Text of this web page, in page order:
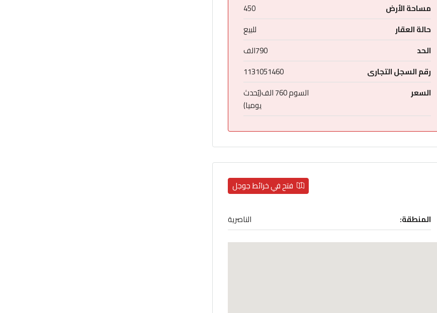
مساحة الأرض
450
حالة العقار
للبيع
الحد
790الف
رقم السجل التجارى
1131051460
السعر
السوم 760 الف(يُحدث
يوميا)
فتح في خرائط جوجل
المنطقة: الناصرية